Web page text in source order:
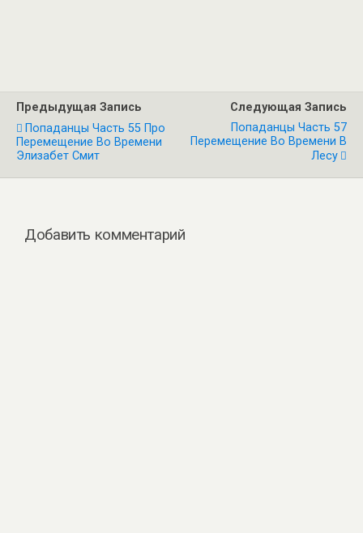
Предыдущая Запись
Попаданцы Часть 55 Про
Перемещение Во Времени
Элизабет Смит
Следующая Запись
Попаданцы Часть 57
Перемещение Во Времени В
Лесу
Добавить комментарий